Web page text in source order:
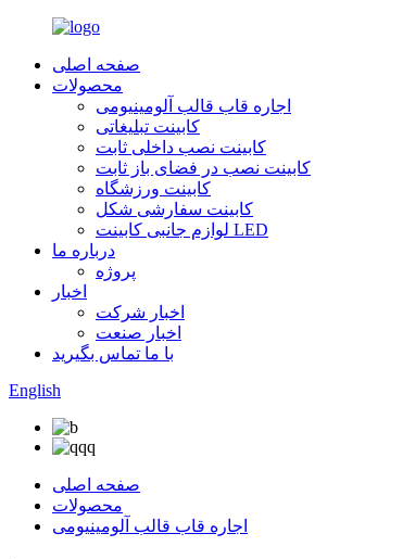
صفحه اصلی
محصولات
اجاره قاب قالب آلومینیومی
کابینت تبلیغاتی
کابینت نصب داخلی ثابت
کابینت نصب در فضای باز ثابت
کابینت ورزشگاه
کابینت سفارشی شکل
لوازم جانبی کابینت LED
درباره ما
پروژه
اخبار
اخبار شرکت
اخبار صنعت
با ما تماس بگیرید
English
صفحه اصلی
محصولات
اجاره قاب قالب آلومینیومی